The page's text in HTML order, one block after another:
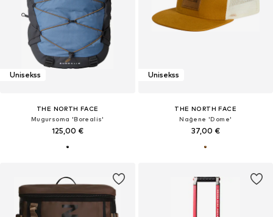
Unisekss
THE NORTH FACE
Mugursoma 'Borealis'
125,00 €
Unisekss
THE NORTH FACE
Naģene 'Dome'
37,00 €